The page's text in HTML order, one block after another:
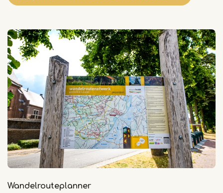
Wandelrouteplanner